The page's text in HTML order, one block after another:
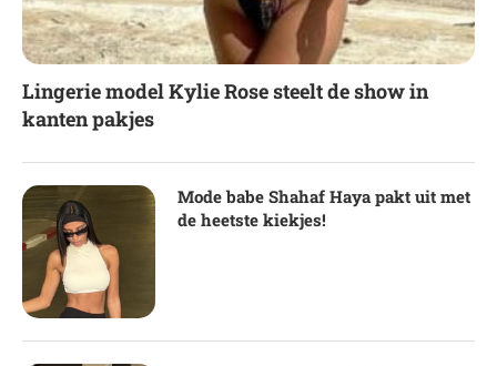
Lingerie model Kylie Rose steelt de show in
kanten pakjes
Mode babe Shahaf Haya pakt uit met
de heetste kiekjes!